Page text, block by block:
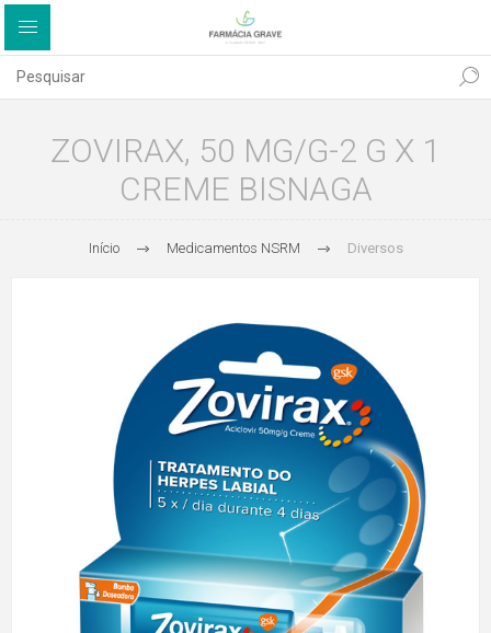
ZOVIRAX, 50 MG/G-2 G X 1
CREME BISNAGA
Início Medicamentos NSRM Diversos